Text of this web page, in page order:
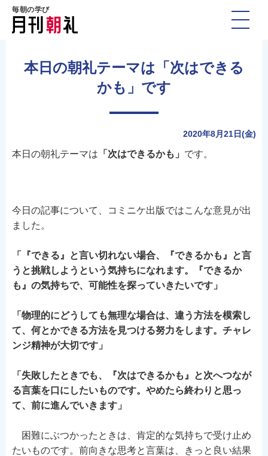
毎朝の学び
本日の朝礼テーマは「次はできる
かも」です
2020年8月21日(金)
本日の朝礼テーマは 「次はできるかも」 です。
今日の記事について、コミニケ出版ではこんな意見が出
ました。
「『できる』と言い切れない場合、『できるかも』と言
うと挑戦しようという気持ちになれます。『できるか
も』の気持ちで、可能性を探っていきたいです」
「物理的にどうしても無理な場合は、違う方法を模索し
て、何とかできる方法を見つける努力をします。チャレ
ンジ精神が大切です」
「失敗したときでも、『次はできるかも』と次へつなが
る言葉を口にしたいものです。やめたら終わりと思っ
て、前に進んでいきます」
困難にぶつかったときは、肯定的な気持ちで受け止め
たいものです。前向きな思考と言葉は、きっと良い結果